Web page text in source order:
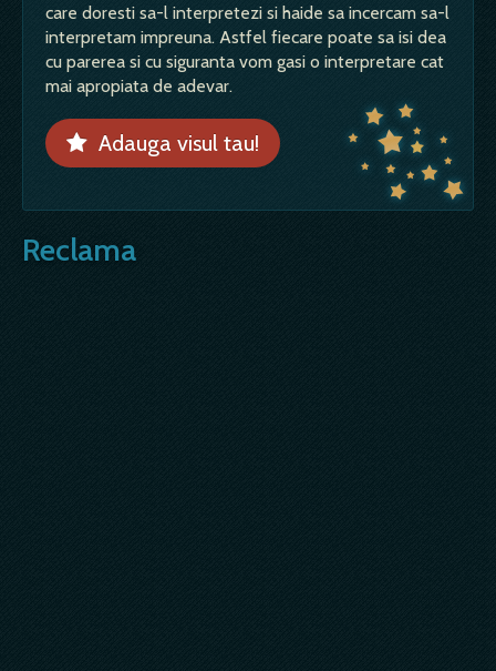
care doresti sa-l interpretezi si haide sa incercam sa-l
interpretam impreuna. Astfel fiecare poate sa isi dea
cu parerea si cu siguranta vom gasi o interpretare cat
mai apropiata de adevar.
Adauga visul tau!
Reclama